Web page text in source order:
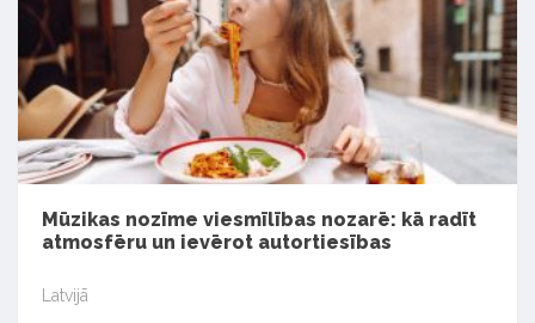
Mūzikas nozīme viesmīlības nozarē: kā radīt
atmosfēru un ievērot autortiesības
Latvijā